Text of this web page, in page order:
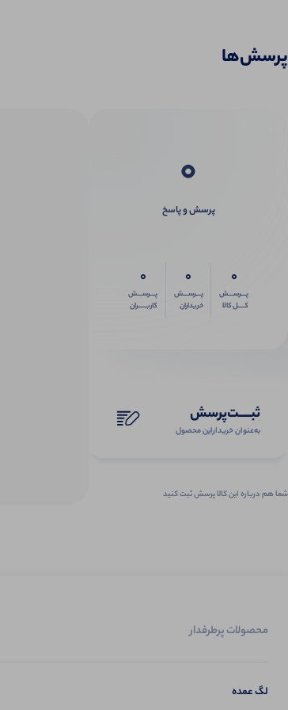
پرسش‌ها
0
پرسش و پاسخ
0
پـــرســـش
کــــل کالا
0
پـــرســـش
خریداران
0
پـــرســـش
کاربـــــران
ثبـــــت‌پرسش
به‌عنوان ‌خریدار‌این‌ محصول
شما هم درباره این کالا پرسش ثبت کنید
محصولات پرطرفدار
لگ عمده